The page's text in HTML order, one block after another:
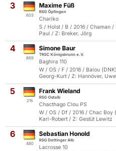
3
603
Maxime Füß
RSG Öpfingen
Chariko
S / Holst / B / 2016 / Chaman
Paul / Z: Breker, Jörg
4
869
Simone Baur
TRSC Königsbrunn e.V.
Baghira 110
W / OS / F / 2016 / Balou
Georg-Kurt / Z: Hannöver, Uwe
5
215
Frank Wieland
RSG Ostalb
Chacthago Clou PS
W / OS / Df / 2016 / Chac Boy
Karl-Robert / Z: Gestüt Lewitz
6
480
Sebastian Honold
RSG Dettinger Alb
Lacrosse 10